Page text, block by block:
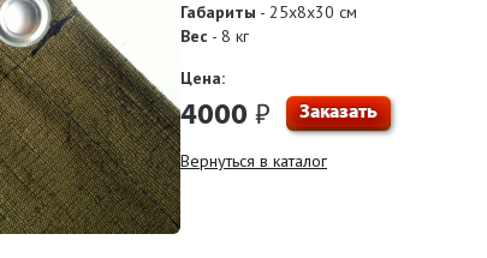
Габариты - 25x8x30 см
Вес - 8 кг
Цена:
4000 ₽ Заказать
Вернуться в каталог